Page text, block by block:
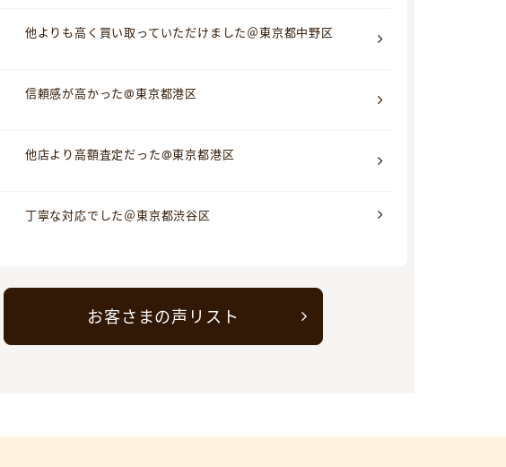
他よりも高く買い取っていただけました＠東京都中野区
信頼感が高かった@東京都港区
他店より高額査定だった@東京都港区
丁寧な対応でした＠東京都渋谷区
お客さまの声リスト